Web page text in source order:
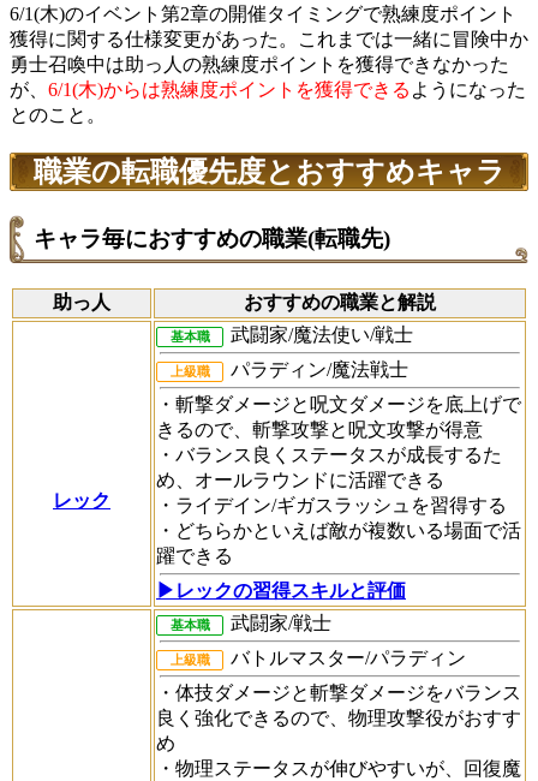
6/1(木)のイベント第2章の開催タイミングで熟練度ポイント
獲得に関する仕様変更があった。これまでは一緒に冒険中か
勇士召喚中は助っ人の熟練度ポイントを獲得できなかった
が、 6/1(木)からは熟練度ポイントを獲得できる ようになった
とのこと。
職業の転職優先度とおすすめキャラ
キャラ毎におすすめの職業(転職先)
助っ人 おすすめの職業と解説
レック
基本職 武闘家/魔法使い/戦士
上級職
パラディン/魔法戦士
・斬撃ダメージと呪文ダメージを底上げで
きるので、斬撃攻撃と呪文攻撃が得意
・バランス良くステータスが成長するた
め、オールラウンドに活躍できる
・ライデイン/ギガスラッシュを習得する
・どちらかといえば敵が複数いる場面で活
躍できる
▶︎レックの習得スキルと評価
基本職 武闘家/戦士
上級職
バトルマスター/パラディン
・体技ダメージと斬撃ダメージをバランス
良く強化できるので、物理攻撃役がおすす
め
・物理ステータスが伸びやすいが、回復魔